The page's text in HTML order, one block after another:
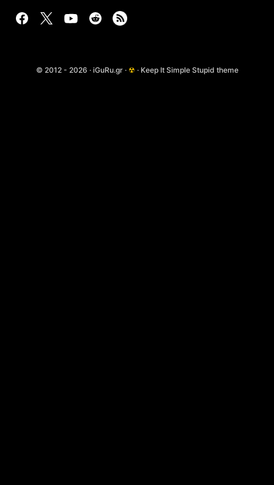
© 2012 - 2026 · iGuRu.gr · ☢ · Keep It Simple Stupid theme